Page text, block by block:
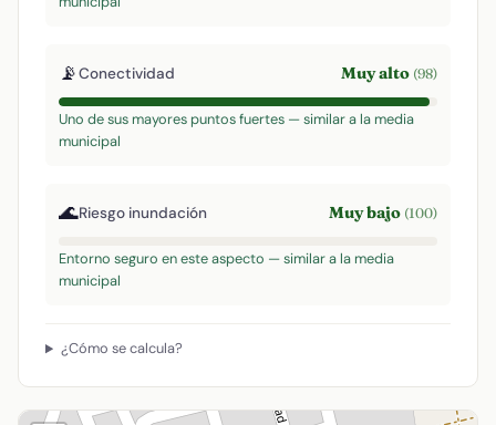
📡Conectividad Muy alto (98)
Uno de sus mayores puntos fuertes — similar a la media
municipal
🌊Riesgo inundación Muy bajo (100)
Entorno seguro en este aspecto — similar a la media
municipal
¿Cómo se calcula?